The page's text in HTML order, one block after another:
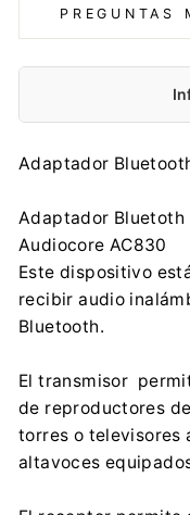
PREGUNTAS
Korfantego
Adaptador
Adaptador Bluetoth
Audiocore AC830
Este dispositivo
recibir audio
Bluetooth.
El transmisor
de reproductores
torres o televisores
altavoces